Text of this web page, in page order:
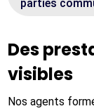
parties
Des
visibles
Nos agents